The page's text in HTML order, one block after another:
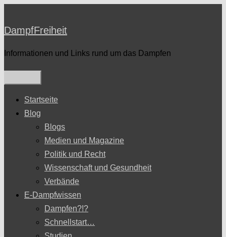
springen
DampfFreiheit
Informationen und Links rund um das Dampfen
Startseite
Blog
Blogs
Medien und Magazine
Politik und Recht
Wissenschaft und Gesundheit
Verbände
E-Dampfwissen
Dampfen?!?
Schnellstart…